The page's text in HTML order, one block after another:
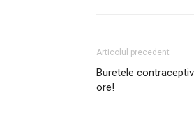
Articolul precedent
Buretele
ore!